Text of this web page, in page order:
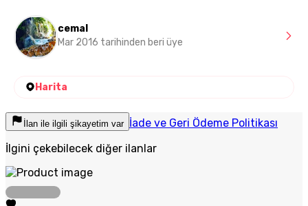
cemal
Mar 2016 tarihinden beri üye
Harita
İlan ile ilgili şikayetim var İade ve Geri Ödeme Politikası
İlgini çekebilecek diğer ilanlar